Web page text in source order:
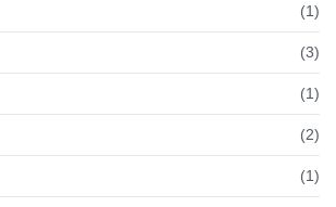
(1)
(3)
(1)
(2)
(1)